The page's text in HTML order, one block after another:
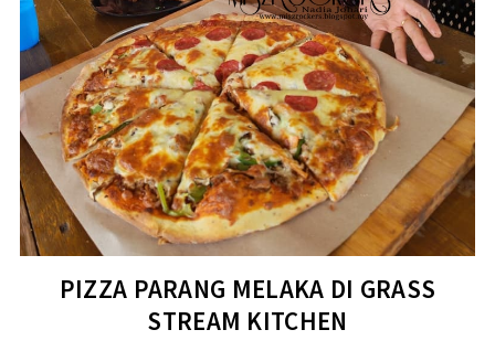
PIZZA PARANG MELAKA DI GRASS
STREAM KITCHEN